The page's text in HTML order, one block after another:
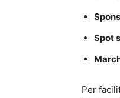
Spot
Per